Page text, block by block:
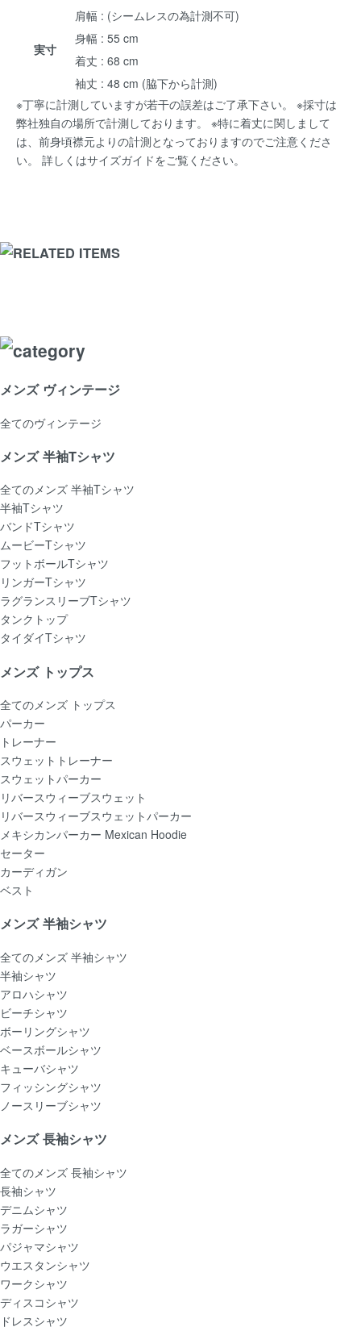
実寸
肩幅 : (シームレスの為計測不可)
身幅 : 55 cm
着丈 : 68 cm
袖丈 : 48 cm (脇下から計測)
※丁寧に計測していますが若干の誤差はご了承下さい。 ※採寸は
弊社独自の場所で計測しております。 ※特に着丈に関しまして
は、前身頃襟元よりの計測となっておりますのでご注意くださ
い。 詳しくはサイズガイドをご覧ください。
メンズ ヴィンテージ
全てのヴィンテージ
メンズ 半袖Tシャツ
全てのメンズ 半袖Tシャツ
半袖Tシャツ
バンドTシャツ
ムービーTシャツ
フットボールTシャツ
リンガーTシャツ
ラグランスリーブTシャツ
タンクトップ
タイダイTシャツ
メンズ トップス
全てのメンズ トップス
パーカー
トレーナー
スウェットトレーナー
スウェットパーカー
リバースウィーブスウェット
リバースウィーブスウェットパーカー
メキシカンパーカー Mexican Hoodie
セーター
カーディガン
ベスト
メンズ 半袖シャツ
全てのメンズ 半袖シャツ
半袖シャツ
アロハシャツ
ビーチシャツ
ボーリングシャツ
ベースボールシャツ
キューバシャツ
フィッシングシャツ
ノースリーブシャツ
メンズ 長袖シャツ
全てのメンズ 長袖シャツ
長袖シャツ
デニムシャツ
ラガーシャツ
パジャマシャツ
ウエスタンシャツ
ワークシャツ
ディスコシャツ
ドレスシャツ